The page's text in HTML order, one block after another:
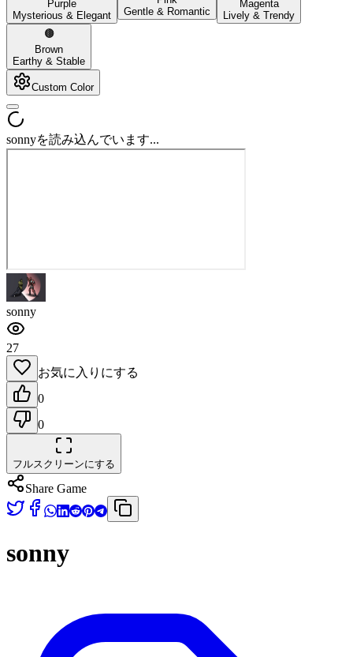
Purple
Mysterious & Elegant
Gentle & Romantic
Magenta
Lively & Trendy
🟤
Brown
Earthy & Stable
Custom Color
sonnyを読み込んでいます...
sonny
27
お気に入りにする
0
0
フルスクリーンにする
Share Game
sonny